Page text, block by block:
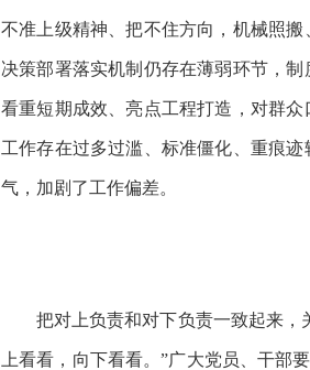
不准上级精神、把不住方向，机械照
决策部署落实机制仍存在薄弱环节，
看重短期成效、亮点工程打造，对群
工作存在过多过滥、标准僵化、重痕
气，加剧了工作偏差。
把对上负责和对下负责一致起来，
上看看，向下看看。”广大党员、干部